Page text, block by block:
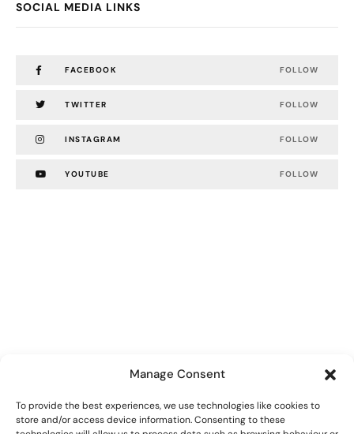
Manage Consent
To provide the best experiences, we use technologies like cookies to
store and/or access device information. Consenting to these
SOCIAL MEDIA LINKS
FACEBOOK FOLLOW
TWITTER FOLLOW
INSTAGRAM FOLLOW
YOUTUBE FOLLOW
Privacy Policy